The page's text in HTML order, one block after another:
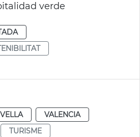
verde
VALENCIA
TURISME